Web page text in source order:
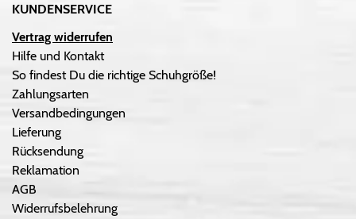
KUNDENSERVICE
Vertrag widerrufen
Hilfe und Kontakt
So findest Du die richtige Schuhgröße!
Zahlungsarten
Versandbedingungen
Lieferung
Rücksendung
Reklamation
AGB
Widerrufsbelehrung